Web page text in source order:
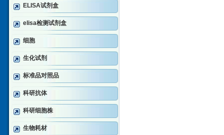
ELISA试剂盒
elisa检测试剂盒
细胞
生化试剂
标准品对照品
科研抗体
科研细胞株
生物耗材